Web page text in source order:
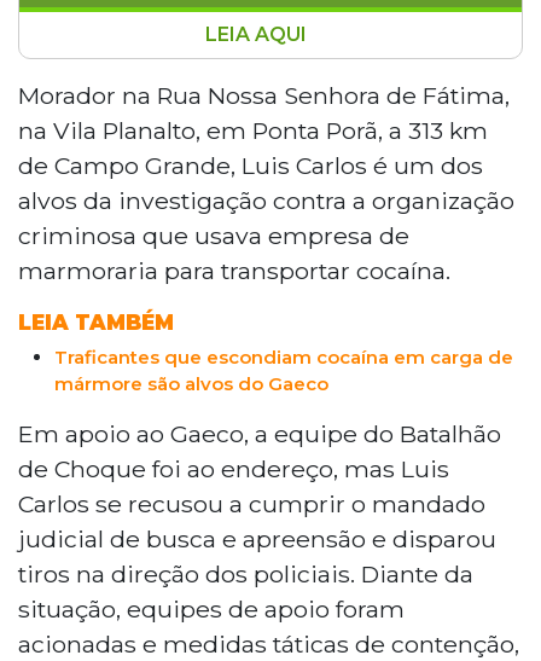
Homem preso após atirar em policiais do
Batalhão de Choque durante a Operação
Pietra Cava, deflagrada pelo Gaeco em
quatro cidades de Mato Grosso do Sul.
Luis Carlos de Matos Laurindo, alvo de
investigação por tráfico de cocaína,
resistiu a mandado de busca em Ponta
Porã e efetuou disparos contra agentes.
rendeu. A operação cumpriu seis
mandados de prisão e apreendeu armas,
munições e dinheiro.
LEIA AQUI
Morador na Rua Nossa Senhora de Fátima,
na Vila Planalto, em Ponta Porã, a 313 km
de Campo Grande, Luis Carlos é um dos
alvos da investigação contra a organização
criminosa que usava empresa de
marmoraria para transportar cocaína.
LEIA TAMBÉM
Traficantes que escondiam cocaína em carga de
mármore são alvos do Gaeco
Em apoio ao Gaeco, a equipe do Batalhão
de Choque foi ao endereço, mas Luis
Carlos se recusou a cumprir o mandado
judicial de busca e apreensão e disparou
tiros na direção dos policiais. Diante da
situação, equipes de apoio foram
acionadas e medidas táticas de contenção,